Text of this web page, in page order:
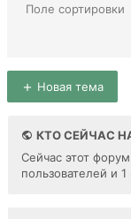
Поле сортировки
Новая тема
КТО СЕЙЧАС
Сейчас этот
пользователей и 1